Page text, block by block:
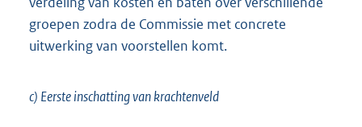
groepen zodra de Commissie met concrete
uitwerking van voorstellen komt.
c) Eerste inschatting van krachtenveld